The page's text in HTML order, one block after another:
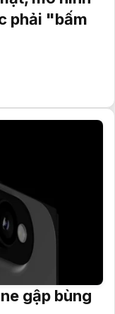
phải "bấm
gập bùng